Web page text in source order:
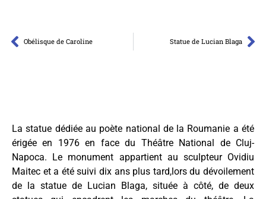
Obélisque de Caroline Statue de Lucian Blaga
La statue dédiée au poète national de la Roumanie a été
érigée en 1976 en face du Théâtre National de Cluj-
Napoca. Le monument appartient au sculpteur Ovidiu
Maitec et a été suivi dix ans plus tard,lors du dévoilement
de la statue de Lucian Blaga, située à côté, de deux